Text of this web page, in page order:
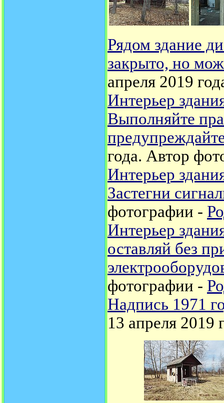
Рядом здание
закрыто, но
апреля 2019
Интерьер
Выполняйте
года. Автор
Интерьер
Застегни
фотографии -
Интерьер
оставляй без
фотографии -
Надпись 1971
13 апреля